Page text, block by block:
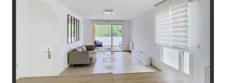
voir le bien